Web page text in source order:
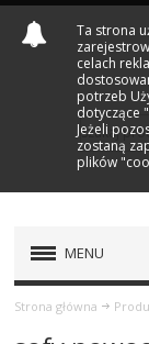
MENU
PRODUKTY
Strona główna
Ta strona
celach
potrzeb
dotyczące
Jeżeli
zostaną
plików